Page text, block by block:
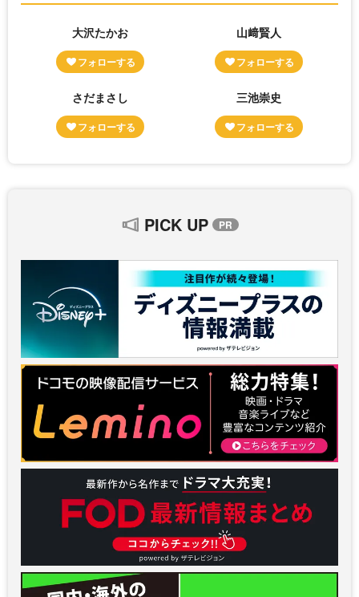
大沢たかお 山﨑賢人
さだまさし 三池崇史
PICK UP